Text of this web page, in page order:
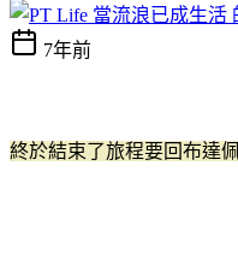
7年前
終於結束了旅程要回布達